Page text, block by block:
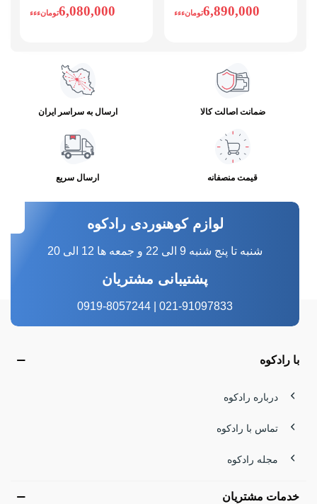
6,890,000تومانءءء 6,080,000تومانءءء
ضمانت اصالت کالا ارسال به سراسر ایران
قیمت منصفانه ارسال سریع
لوازم کوهنوردی رادکوه
شنبه تا پنج شنبه 9 الی 22 و جمعه ها 12 الی 20
پشتیبانی مشتریان
021-91097833 | 0919-8057244
با رادکوه
درباره رادکوه
تماس با رادکوه
مجله رادکوه
خدمات مشتریان